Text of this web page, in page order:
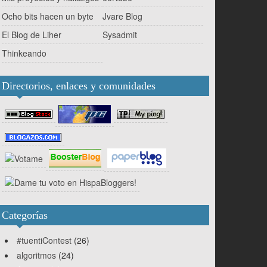
Ocho bits hacen un byte
Jvare Blog
El Blog de Liher
Sysadmit
Thinkeando
Directorios, enlaces y comunidades
Categorías
#tuentiContest (26)
algoritmos (24)